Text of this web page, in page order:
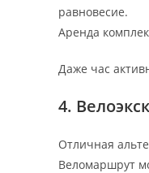
равновесие.
Аренда
Даже час
4.
Отличная
Веломаршрут